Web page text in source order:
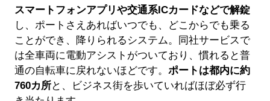
スマートフォンアプリや交通系ICカードなどで解錠
し、ポートさえあればいつでも、どこからでも乗る
ことができ、降りられるシステム。同社サービスで
は全車両に電動アシストがついており、慣れると普
通の自転車に戻れないほどです。 ポートは都内に約
760カ所と、ビジネス街を歩いていればほぼ必ず行